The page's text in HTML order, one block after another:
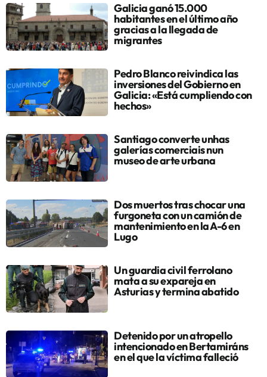
Galicia ganó 15.000
habitantes en el último año
gracias a la llegada de
migrantes
Pedro Blanco reivindica las
inversiones del Gobierno en
Galicia: «Está cumpliendo con
hechos»
Santiago converte unhas
galerías comerciais nun
museo de arte urbana
Dos muertos tras chocar una
furgoneta con un camión de
mantenimiento en la A-6 en
Lugo
Un guardia civil ferrolano
mata a su expareja en
Asturias y termina abatido
Detenido por un atropello
intencionado en Bertamiráns
en el que la víctima falleció